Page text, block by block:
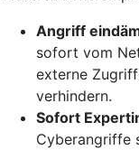
Angriff
sofort vom
externe
verhindern.
Sofort
Cyberangriffe